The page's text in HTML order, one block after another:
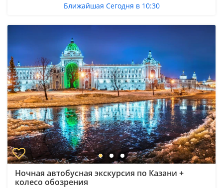
Ближайшая Сегодня в 10:30
Ночная автобусная экскурсия по Казани +
колесо обозрения